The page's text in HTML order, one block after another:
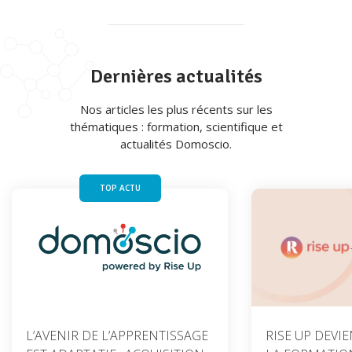
Dernières actualités
Nos articles les plus récents sur les
thématiques : formation, scientifique et
actualités Domoscio.
TOP ACTU
L’AVENIR DE L’APPRENTISSAGE
RISE UP